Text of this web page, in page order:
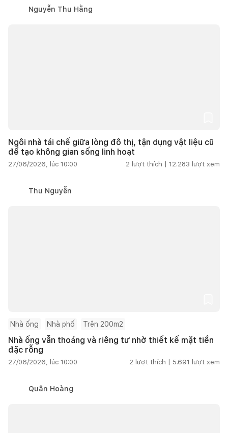
Nguyễn Thu Hằng
Ngôi nhà tái chế giữa lòng đô thị, tận dụng vật liệu cũ
để tạo không gian sống linh hoạt
27/06/2026, lúc 10:00 2 lượt thích | 12.283 lượt xem
Thu Nguyễn
Nhà ống Nhà phố Trên 200m2
Nhà ống vẫn thoáng và riêng tư nhờ thiết kế mặt tiền
đặc rỗng
27/06/2026, lúc 10:00 2 lượt thích | 5.691 lượt xem
Quân Hoàng